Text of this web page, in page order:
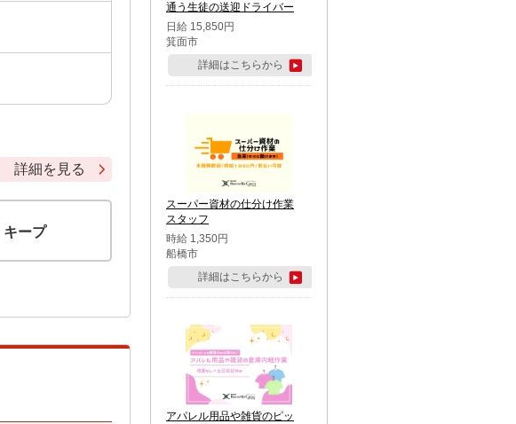
詳細を見る
キープ
通う生徒の送迎ドライバー
日給 15,850円
箕面市
詳細はこちらから
スーパー資材の仕分け作業
スタッフ
時給 1,350円
船橋市
詳細はこちらから
アパレル用品や雑貨のピッ